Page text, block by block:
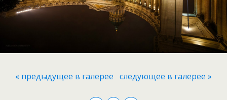
« предыдущее в галерее следующее в галерее »